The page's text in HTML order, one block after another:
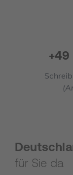
+49
für Sie da